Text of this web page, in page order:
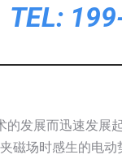
TEL:
发展而迅速发展
场时感生的电动